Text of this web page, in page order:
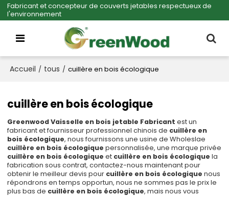
Fabricant et concepteur de couverts jetables respectueux de
l'environnement
Accueil / tous / cuillère en bois écologique
cuillère en bois écologique
Greenwood Vaisselle en bois jetable Fabricant est un
fabricant et fournisseur professionnel chinois de cuillère en
bois écologique, nous fournissons une usine de Wholeslae
cuillère en bois écologique personnalisée, une marque privée
cuillère en bois écologique et cuillère en bois écologique la
fabrication sous contrat, contactez-nous maintenant pour
obtenir le meilleur devis pour cuillère en bois écologique nous
répondrons en temps opportun, nous ne sommes pas le prix le
plus bas de cuillère en bois écologique, mais nous vous